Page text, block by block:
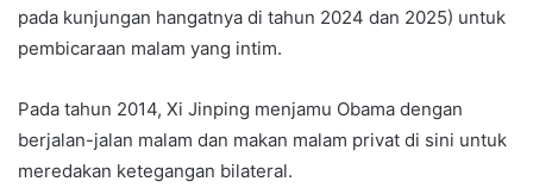
pada kunjungan hangatnya di tahun 2024 dan 2025) untuk
pembicaraan malam yang intim.
Pada tahun 2014, Xi Jinping menjamu Obama dengan
berjalan-jalan malam dan makan malam privat di sini untuk
meredakan ketegangan bilateral.